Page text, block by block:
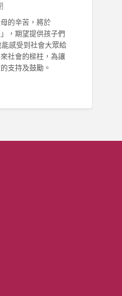
的辛苦，將於
，期望提供孩子們
感受到社會大眾給
社會的樑柱，為讓
支持及鼓勵。